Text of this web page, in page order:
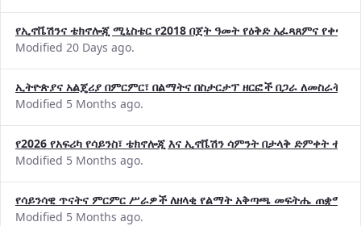
የኢኖቬሽንና ቴክኖሎጂ ሚኒስቴር የ2018 በጀት ዓመት የዕቅድ አፈጻጸምና
Modified 20 Days ago.
ኢትዮጵያና አልጄሪያ በምርምር፣ በልማትና በስታርታፕ ዘርፎች በጋራ ለመስራት
Modified 5 Months ago.
የ2026 የአፍሪካ የሳይንስ፣ ቴክኖሎጂ እና ኢኖቬሽን ሳምንት በታላቅ ድምቀት
Modified 5 Months ago.
የሳይንሳዊ ጥናትና ምርምር ሥራዎች ለዘላቂ የልማት አቅጣጫ መፍትሔ ጠቋሚ
Modified 5 Months ago.